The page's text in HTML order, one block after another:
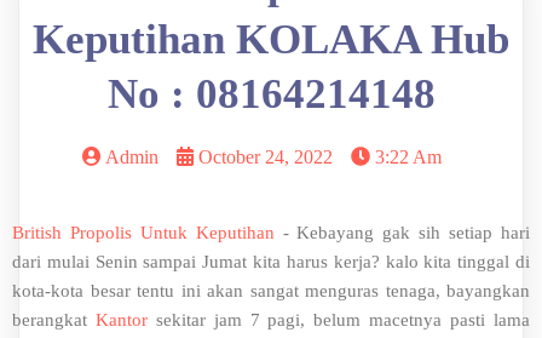
Keputihan KOLAKA Hub
No : 08164214148
Admin October 24, 2022 3:22 Am
British Propolis Untuk Keputihan - Kebayang gak sih setiap hari
dari mulai Senin sampai Jumat kita harus kerja? kalo kita tinggal di
kota-kota besar tentu ini akan sangat menguras tenaga, bayangkan
berangkat Kantorsekitar jam 7 pagi, belum macetnya pasti lama